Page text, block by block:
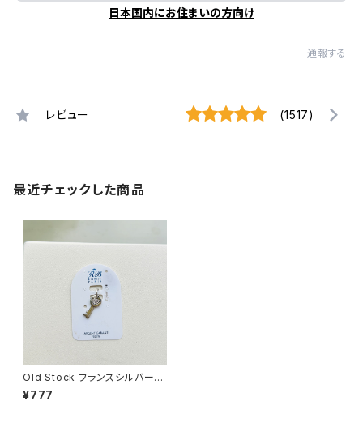
日本国内にお住まいの方向け
通報する
レビュー (1517)
最近チェックした商品
Old Stock フランスシルバー9
25 ミニKeyチャーム
¥777